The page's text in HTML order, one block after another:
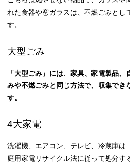
れた食器や窓ガラスは、不燃ごみとし
す。
大型ごみ
「大型ごみ」には、家具、家電製品
みや不燃ごみと同じ方法で、収集でき
す。
4大家電
洗濯機、エアコン、テレビ、冷蔵庫は
庭用家電リサイクル法に従って処分す